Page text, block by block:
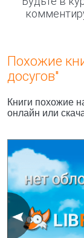
Похожие
досугов"
Книги похожие
онлайн или